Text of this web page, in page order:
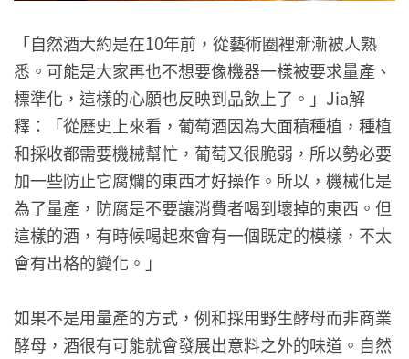
「自然酒大約是在10年前，從藝術圈裡漸漸被人熟
悉。可能是大家再也不想要像機器一樣被要求量產、
標準化，這樣的心願也反映到品飲上了。」Jia解
釋：「從歷史上來看，葡萄酒因為大面積種植，種植
和採收都需要機械幫忙，葡萄又很脆弱，所以勢必要
加一些防止它腐爛的東西才好操作。所以，機械化是
為了量產，防腐是不要讓消費者喝到壞掉的東西。但
這樣的酒，有時候喝起來會有一個既定的模樣，不太
會有出格的變化。」
如果不是用量產的方式，例和採用野生酵母而非商業
酵母，酒很有可能就會發展出意料之外的味道。自然